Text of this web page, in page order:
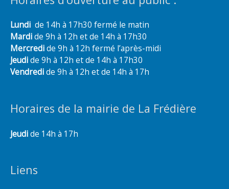
Lundi de 14h à 17h30 fermé le matin
Mardide 9h à 12h et de 14h à 17h30
Mercredide 9h à 12h fermé l’après-midi
Jeudide 9h à 12h et de 14h à 17h30
Vendredide 9h à 12h et de 14h à 17h
Horaires de la mairie de La Frédière
Jeudide 14h à 17h
Liens